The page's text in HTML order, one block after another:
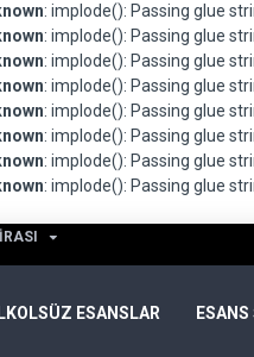
: implode(): Passing glue
: implode(): Passing glue
: implode(): Passing glue
: implode(): Passing glue
: implode(): Passing glue
: implode(): Passing glue
: implode(): Passing glue
: implode(): Passing glue
ESANSLAR ESANS